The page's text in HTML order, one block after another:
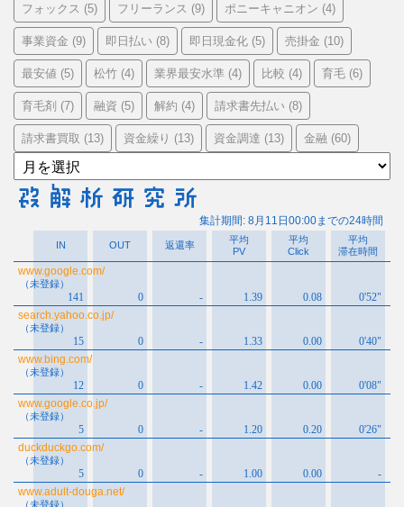
フォックス (5) フリーランス (9) ポニーキャニオン (4)
事業資金 (9) 即日払い (8) 即日現金化 (5) 売掛金 (10)
最安値 (5) 松竹 (4) 業界最安水準 (4) 比較 (4) 育毛 (6)
育毛剤 (7) 融資 (5) 解約 (4) 請求書先払い (8)
請求書買取 (13) 資金繰り (13) 資金調達 (13) 金融 (60)
ア
ー
カ